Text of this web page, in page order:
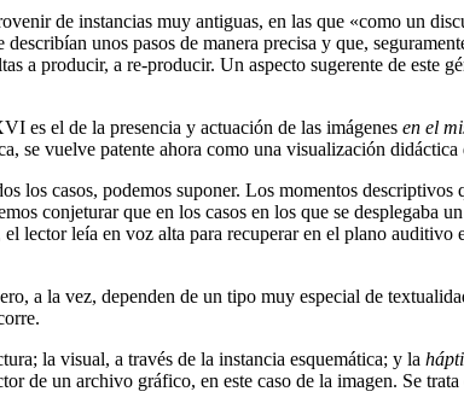
de instancias muy antiguas, en las que «como un
unos pasos de manera precisa y que,
a producir, a re-producir. Un aspecto sugerente de este
es el de la presencia y actuación de las imágenes en el
vuelve patente ahora como una visualización
los casos, podemos suponer. Los momentos
conjeturar que en los casos en los que se desplegaba
lector leía en voz alta para recuperar en el plano
a la vez, dependen de un tipo muy especial de
la visual, a través de la instancia esquemática; y la
de un archivo gráfico, en este caso de la imagen. Se